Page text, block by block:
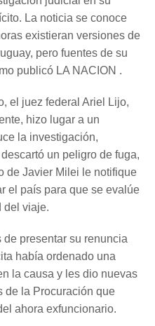
La noticia se conoce
existieran versiones de
pero fuentes de su
publicó LA NACION .
el juez federal Ariel Lijo,
hizo lugar a un
la investigación,
un peligro de fuga,
de Javier Milei le notifique
el país para que se evalúe
del viaje.
presentar su renuncia
había ordenado una
la causa y les dio nuevas
de la Procuración que
ahora exfuncionario.